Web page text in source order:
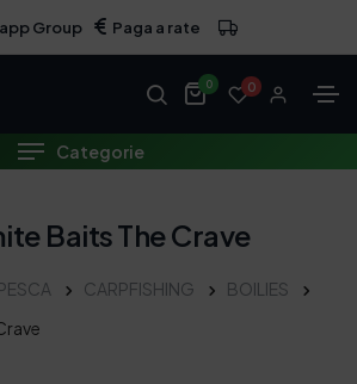
Group Paga a rate
0 0
Categorie
Baits The Crave
CARPFISHING
BOILIES